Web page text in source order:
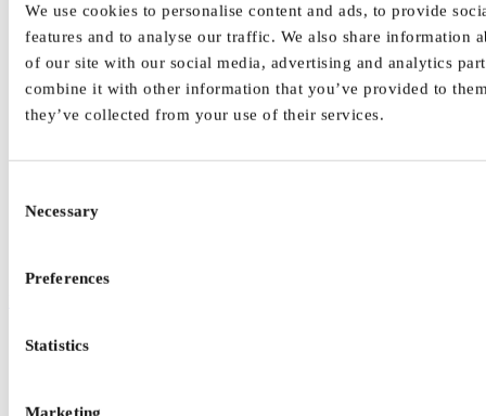
We use cookies to personalise content and ads, to provide
features and to analyse our traffic. We also share information
of our site with our social media, advertising and analytics
combine it with other information that you’ve provided to
they’ve collected from your use of their services.
Selection
Necessary
Preferences
Statistics
Marketing
Unterseite Formular
Human Factors
Work System Design Issues
Work Organisation Design Issues
Work Place Design Issues
Work Equipment Design Issues
Use Cases and Practical Examples
More Information
Contact
Stop Defeating